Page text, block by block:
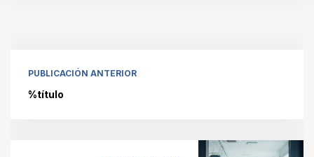
PUBLICACIÓN ANTERIOR
%título